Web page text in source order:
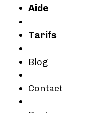
Aide
Tarifs
Blog
Contact